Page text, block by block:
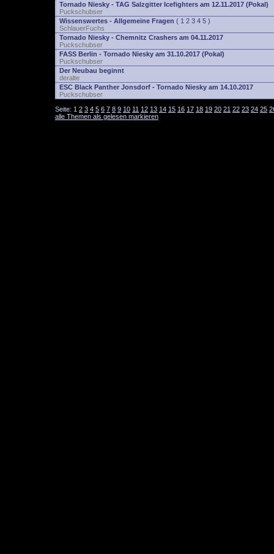
Tornado Niesky - TAG Salzgitter Icefighters am 12.11.2017 (Pokal)
Puckschubser
Wissenswertes - Allgemeine Fragen ( 1 2 3 4 5 )
SchlauerFuchs
Tornado Niesky - Chemnitz Crashers am 04.11.2017
Puckschubser
FASS Berlin - Tornado Niesky am 31.10.2017 (Pokal)
Puckschubser
Der Neubau beginnt
deralte
ESC Black Panther Jonsdorf - Tornado Niesky am 14.10.2017
Puckschubser
Seite: 1 2 3 4 5 6 7 8 9 10 11 12 13 14 15 16 17 18 19 20 21 22 23 24 25
alle Themen als gelesen markieren